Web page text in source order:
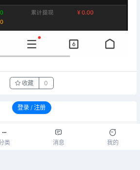
收藏 0
类 消息 我的
登录 / 注册